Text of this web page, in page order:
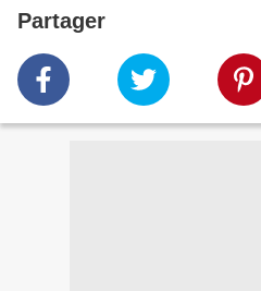
Partager